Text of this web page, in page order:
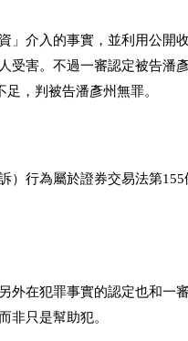
介入的事實，並利用公開收
受害。不過一審認定被告潘
，判被告潘彥州無罪。
）行為屬於證券交易法第
外在犯罪事實的認定也和一
非只是幫助犯。